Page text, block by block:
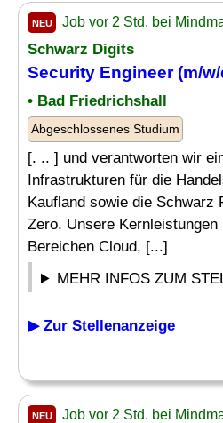
NEU Job vor 2 Std. bei
Schwarz Digits
Security Engineer (m/
• Bad Friedrichshall
Abgeschlossenes Studium
[. .. ] und verantworten wir
Infrastrukturen für die
Kaufland sowie die Schwarz
Zero. Unsere
Bereichen Cloud, [...]
MEHR INFOS ZUM
▶ Zur Stellenanzeige
NEU Job vor 2 Std. bei